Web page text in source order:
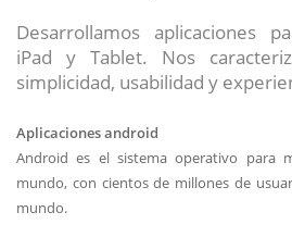
Desarrollamos aplicaciones
iPad y Tablet. Nos
simplicidad, usabilidad y
Aplicaciones android
Android es el sistema operativo para
mundo, con cientos de millones de
mundo.